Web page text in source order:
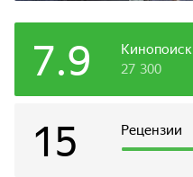
Кинопоиск
7.9 27 300
Рецензии
15